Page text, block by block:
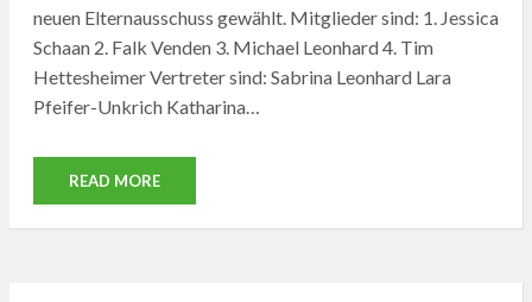
neuen Elternausschuss gewählt. Mitglieder sind: 1. Jessica
Schaan 2. Falk Venden 3. Michael Leonhard 4. Tim
Hettesheimer Vertreter sind: Sabrina Leonhard Lara
Pfeifer-Unkrich Katharina…
READ MORE